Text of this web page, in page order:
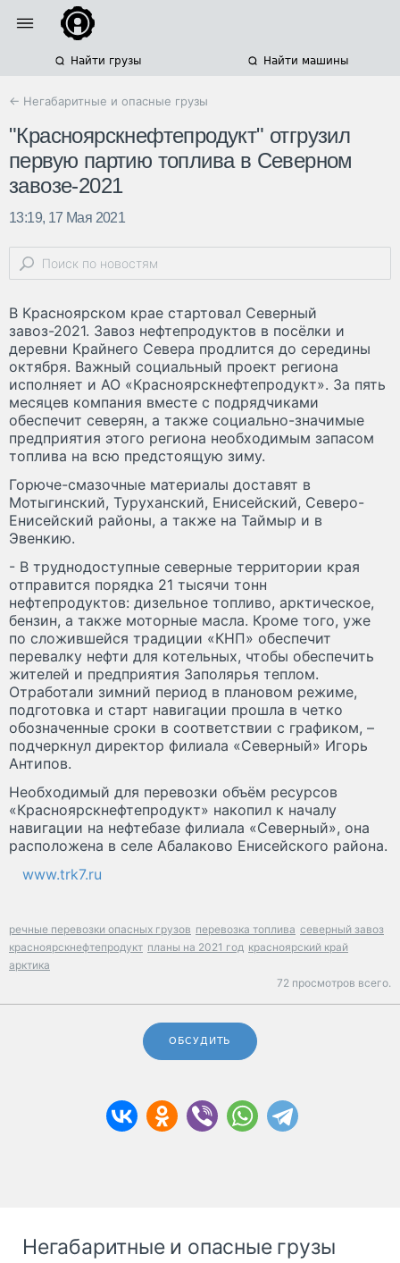
Найти грузы Найти машины
← Негабаритные и опасные грузы
"Красноярскнефтепродукт" отгрузил
первую партию топлива в Северном
завозе-2021
13:19, 17 Мая 2021
В Красноярском крае стартовал Северный
завоз-2021. Завоз нефтепродуктов в посёлки и
деревни Крайнего Севера продлится до середины
октября. Важный социальный проект региона
исполняет и АО «Красноярскнефтепродукт». За пять
месяцев компания вместе с подрядчиками
обеспечит северян, а также социально-значимые
предприятия этого региона необходимым запасом
топлива на всю предстоящую зиму.
Горюче-смазочные материалы доставят в
Мотыгинский, Туруханский, Енисейский, Северо-
Енисейский районы, а также на Таймыр и в
Эвенкию.
- В труднодоступные северные территории края
отправится порядка 21 тысячи тонн
нефтепродуктов: дизельное топливо, арктическое,
бензин, а также моторные масла. Кроме того, уже
по сложившейся традиции «КНП» обеспечит
перевалку нефти для котельных, чтобы обеспечить
жителей и предприятия Заполярья теплом.
Отработали зимний период в плановом режиме,
подготовка и старт навигации прошла в четко
обозначенные сроки в соответствии с графиком, –
подчеркнул директор филиала «Северный» Игорь
Антипов.
Необходимый для перевозки объём ресурсов
«Красноярскнефтепродукт» накопил к началу
навигации на нефтебазе филиала «Северный», она
расположена в селе Абалаково Енисейского района.
www.trk7.ru
речные перевозки опасных грузов перевозка топлива северный завоз
красноярскнефтепродукт планы на 2021 год красноярский край
арктика
72 просмотров всего.
ОБСУДИТЬ
Негабаритные и опасные грузы